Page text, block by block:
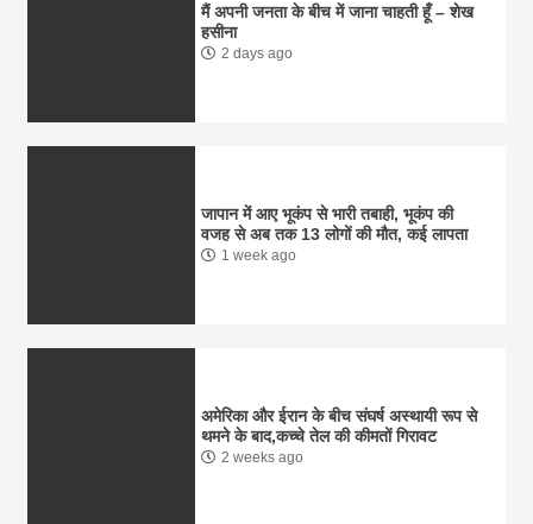
मैं अपनी जनता के बीच में जाना चाहती हूँ – शेख
हसीना
2 days ago
जापान में आए भूकंप से भारी तबाही, भूकंप की
वजह से अब तक 13 लोगों की मौत, कई लापता
1 week ago
अमेरिका और ईरान के बीच संघर्ष अस्थायी रूप से
थमने के बाद,कच्चे तेल की कीमतों गिरावट
2 weeks ago